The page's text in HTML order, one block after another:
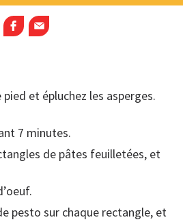
pied et épluchez les asperges.
7 minutes.
de pâtes feuilletées, et
pesto sur chaque rectangle, et